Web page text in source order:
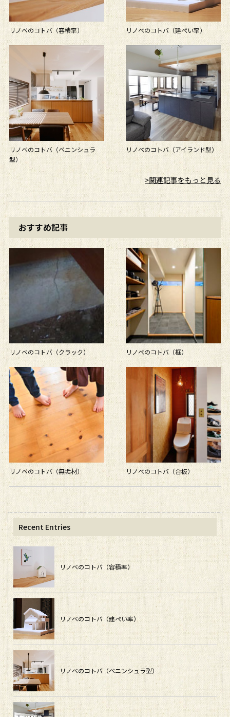
リノベのコトバ（容積率） リノベのコトバ（建ぺい率）
リノベのコトバ（ペニンシュラ
型）
リノベのコトバ（アイランド型）
>関連記事をもっと見る
おすすめ記事
リノベのコトバ（クラック） リノベのコトバ（框）
リノベのコトバ（無垢材） リノベのコトバ（合板）
Recent Entries
リノベのコトバ（容積率）
リノベのコトバ（建ぺい率）
リノベのコトバ（ペニンシュラ型）